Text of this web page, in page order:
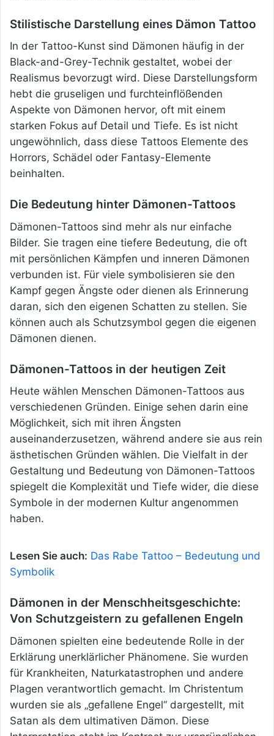
Stilistische Darstellung eines Dämon Tattoo
In der Tattoo-Kunst sind Dämonen häufig in der
Black-and-Grey-Technik gestaltet, wobei der
Realismus bevorzugt wird. Diese Darstellungsform
hebt die gruseligen und furchteinflößenden
Aspekte von Dämonen hervor, oft mit einem
starken Fokus auf Detail und Tiefe. Es ist nicht
ungewöhnlich, dass diese Tattoos Elemente des
Horrors, Schädel oder Fantasy-Elemente
beinhalten.
Die Bedeutung hinter Dämonen-Tattoos
Dämonen-Tattoos sind mehr als nur einfache
Bilder. Sie tragen eine tiefere Bedeutung, die oft
mit persönlichen Kämpfen und inneren Dämonen
verbunden ist. Für viele symbolisieren sie den
Kampf gegen Ängste oder dienen als Erinnerung
daran, sich den eigenen Schatten zu stellen. Sie
können auch als Schutzsymbol gegen die eigenen
Dämonen dienen.
Dämonen-Tattoos in der heutigen Zeit
Heute wählen Menschen Dämonen-Tattoos aus
verschiedenen Gründen. Einige sehen darin eine
Möglichkeit, sich mit ihren Ängsten
auseinanderzusetzen, während andere sie aus rein
ästhetischen Gründen wählen. Die Vielfalt in der
Gestaltung und Bedeutung von Dämonen-Tattoos
spiegelt die Komplexität und Tiefe wider, die diese
Symbole in der modernen Kultur angenommen
haben.
Lesen Sie auch: Das Rabe Tattoo – Bedeutung und
Symbolik
Dämonen in der Menschheitsgeschichte:
Von Schutzgeistern zu gefallenen Engeln
Dämonen spielten eine bedeutende Rolle in der
Erklärung unerklärlicher Phänomene. Sie wurden
für Krankheiten, Naturkatastrophen und andere
Plagen verantwortlich gemacht. Im Christentum
wurden sie als „gefallene Engel“ dargestellt, mit
Satan als dem ultimativen Dämon. Diese